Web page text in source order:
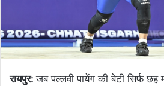
रायपुर:जब पल्लवी पायेंग की बेटी सिर्फ